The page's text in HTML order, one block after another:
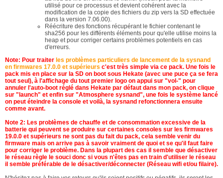
utilisé pour ce processus et devient cohérent avec la
modification de la copie des fichiers du zip vers la SD effectuée
dans la version 7.06.00).
Réécriture des fonctions récupérant le fichier contenant le
sha256 pour les différents éléments pour qu'elle utilise moins la
heap et pour corriger certains problèmes potentiels en cas
d'erreurs.
Note: Pour traiter les problèmes particuliers de lancement de la sysnand
en firmwares 17.0.0 et supérieurs c'est très simple via ce pack. Une fois le
pack mis en place sur la SD on boot sous Hekate (avec une puce ça se fera
tout seul), à l'affichage du tout premier logo on appui sur "vol-" pour
annuler l'auto-boot réglé dans Hekate par défaut dans mon pack, on clique
sur "launch" et enfin sur "Atmosphere sysnand", une fois le système lancé
on peut éteindre la console et voilà, la sysnand refonctionnera ensuite
comme avant.
Note 2: Les problèmes de chauffe et de consommation excessive de la
batterie qui peuvent se produire sur certaines consoles sur les firmwares
19.0.0 et supérieurs ne sont pas du fait du pack, cela semble venir du
firmware mais on arrive pas à savoir vraiment de quoi et se qu'il faut faire
pour corriger le problème. Dans la plupart des cas il semble que désactiver
le réseau règle le souci donc si vous n'êtes pas en train d'utiliser le réseau
il semble préférable de le désactiver/déconnecter (Réseau wifi et/ou filaire).